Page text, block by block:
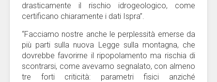
drasticamente il rischio idrogeologico, come
certificano chiaramente i dati Ispra”.
“Facciamo nostre anche le perplessità emerse da
più parti sulla nuova Legge sulla montagna, che
dovrebbe favorirne il ripopolamento ma rischia di
scontrarsi, come avevamo segnalato, con almeno
tre forti criticità: parametri fisici anziché